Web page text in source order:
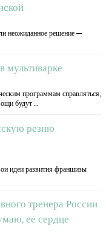
неожиданное решение —
мультиварке
программам справляться,
будут …
резню
идеи развития франшизы
тренера России
ее сердце